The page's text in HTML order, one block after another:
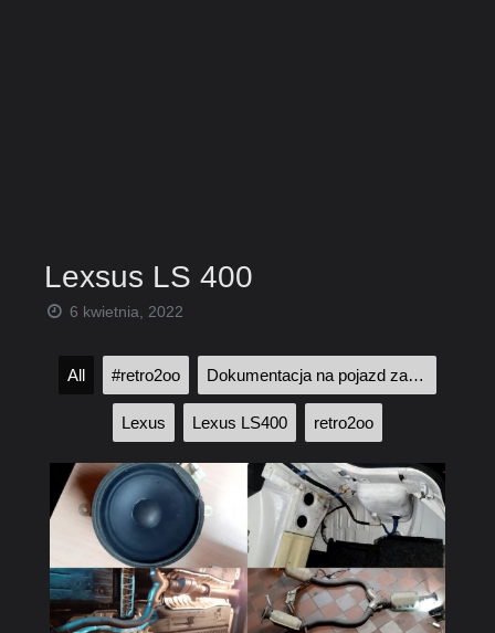
Lexsus LS 400
6 kwietnia, 2022
All #retro2oo Dokumentacja na pojazd zabytkowy
Lexus Lexus LS400 retro2oo